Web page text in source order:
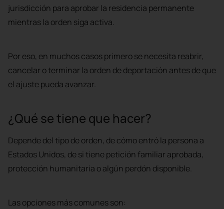
jurisdicción para aprobar la residencia permanente
mientras la orden siga activa.
Por eso, en muchos casos primero se necesita reabrir,
cancelar o terminar la orden de deportación antes de que
el ajuste pueda avanzar.
¿Qué se tiene que hacer?
Depende del tipo de orden, de cómo entró la persona a
Estados Unidos, de si tiene petición familiar aprobada,
protección humanitaria o algún perdón disponible.
Las opciones más comunes son: